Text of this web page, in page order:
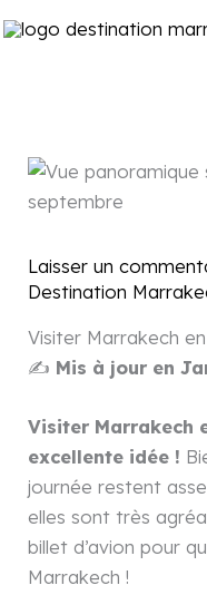
au
Laisser un
Destination
Visiter Marrakech
✍️ Mis à jour en
Visiter Marrakech
excellente idée !
journée restent
elles sont très
billet d’avion pour
Marrakech !